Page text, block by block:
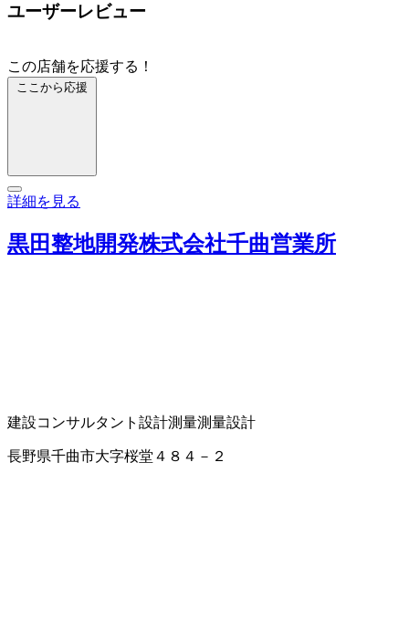
ユーザーレビュー
この店舗を応援する！
ここから応援
詳細を見る
黒田整地開発株式会社千曲営業所
建設コンサルタント 設計測量測量設計
長野県千曲市大字桜堂４８４－２